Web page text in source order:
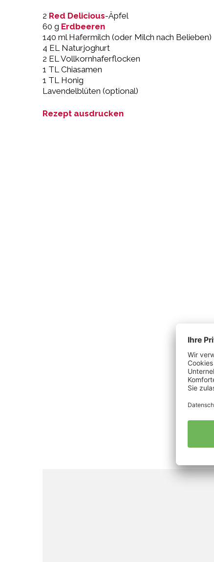
2 Red Delicious-Äpfel
60 g Erdbeeren
140 ml Hafermilch (oder Milch nach Belieben)
4 EL Naturjoghurt
2 EL Vollkornhaferflocken
1 TL Chiasamen
1 TL Honig
Lavendelblüten (optional)
Rezept ausdrucken